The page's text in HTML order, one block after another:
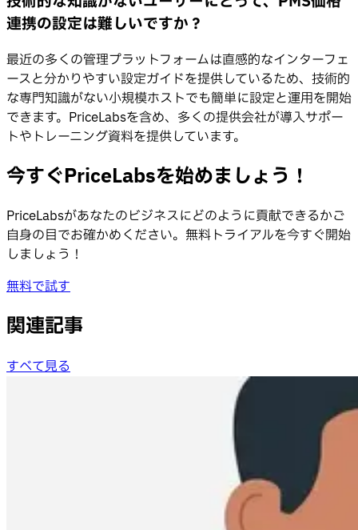
連携の設定は難しいですか？
最近の多くの管理プラットフォームは直感的なインターフェ
ースと分かりやすい設定ガイドを提供しているため、技術的
な専門知識がない小規模ホストでも簡単に設定と運用を開始
できます。PriceLabsを含め、多くの提供会社が導入サポー
トやトレーニング資料を提供しています。
今すぐPriceLabsを始めましょう！
PriceLabsがあなたのビジネスにどのように貢献できるかご
自身の目でお確かめください。無料トライアルを今すぐ開始
しましょう！
無料で試す
関連記事
すべて見る